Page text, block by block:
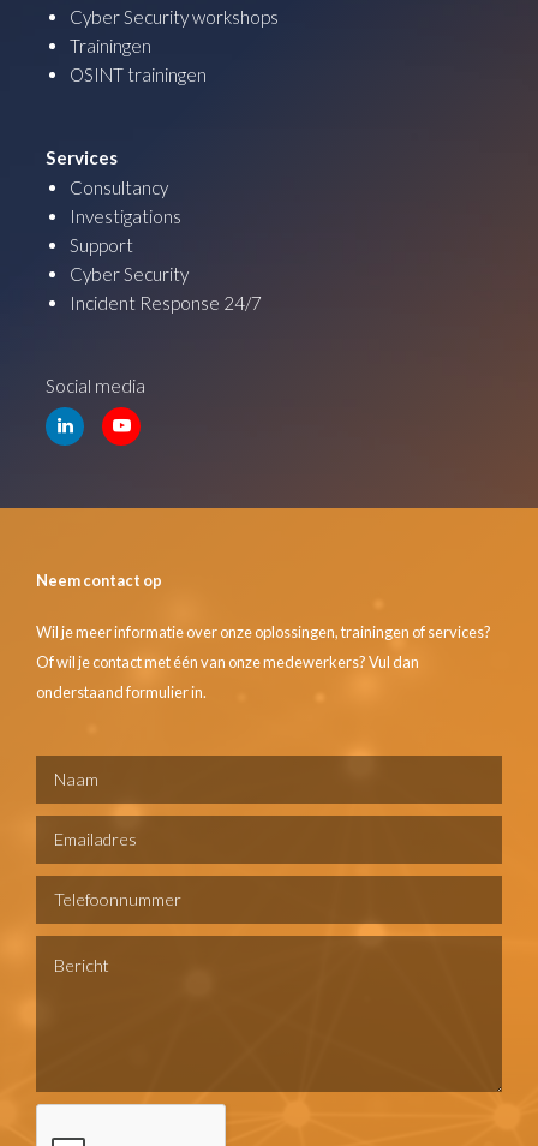
Cyber Security workshops
Trainingen
OSINT trainingen
Services
Consultancy
Investigations
Support
Cyber Security
Incident Response 24/7
Social media
Neem contact op
Wil je meer informatie over onze oplossingen, trainingen of services?
Of wil je contact met één van onze medewerkers? Vul dan
onderstaand formulier in.